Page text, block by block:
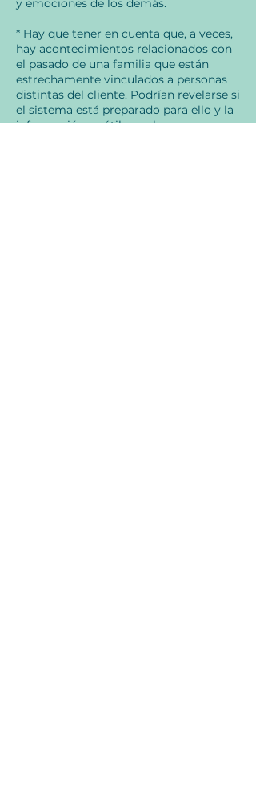
y emociones de los demás.
* Hay que tener en cuenta que, a veces,
hay acontecimientos relacionados con
el pasado de una familia que están
estrechamente vinculados a personas
distintas del cliente. Podrían revelarse si
el sistema está preparado para ello y la
información es útil para la persona,